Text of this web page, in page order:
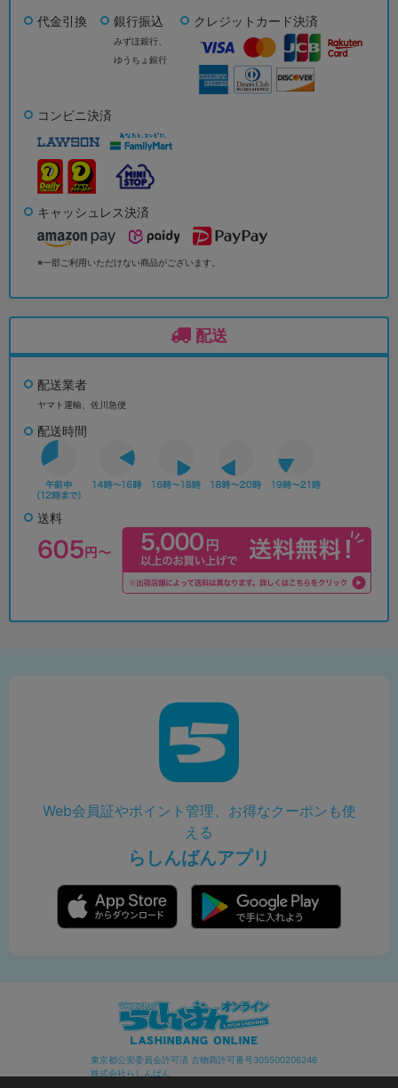
代金引換 銀行振込
みずほ銀行、
ゆうちょ銀行
クレジットカード決済
コンビニ決済
キャッシュレス決済
※一部ご利用いただけない商品がございます。
配送
配送業者
ヤマト運輸、佐川急便
配送時間
送料
Web会員証やポイント管理、お得なクーポンも使
える
らしんばんアプリ
東京都公安委員会許可済 古物商許可番号305500206246
株式会社らしんばん